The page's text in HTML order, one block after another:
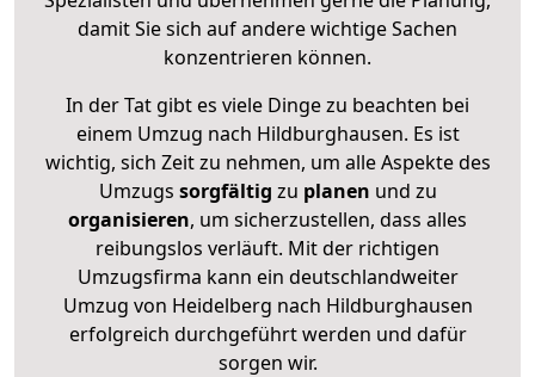
damit Sie sich auf andere wichtige Sachen
konzentrieren können.
In der Tat gibt es viele Dinge zu beachten bei
einem Umzug nach Hildburghausen. Es ist
wichtig, sich Zeit zu nehmen, um alle Aspekte des
Umzugs sorgfältig zu planen und zu
organisieren, um sicherzustellen, dass alles
reibungslos verläuft. Mit der richtigen
Umzugsfirma kann ein deutschlandweiter
Umzug von Heidelberg nach Hildburghausen
erfolgreich durchgeführt werden und dafür
sorgen wir.